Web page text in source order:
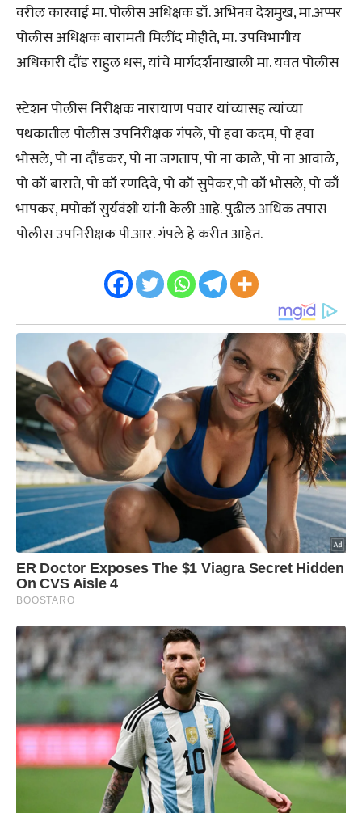
वरील कारवाई मा. पोलीस अधिक्षक डॉ. अभिनव देशमुख, मा.अप्पर
पोलीस अधिक्षक बारामती मिलींद मोहीते, मा. उपविभागीय
अधिकारी दौंड राहुल धस, यांचे मार्गदर्शनाखाली मा. यवत पोलीस
स्टेशन पोलीस निरीक्षक नारायाण पवार यांच्यासह त्यांच्या
पथकातील पोलीस उपनिरीक्षक गंपले, पो हवा कदम, पो हवा
भोसले, पो ना दौंडकर, पो ना जगताप, पो ना काळे, पो ना आवाळे,
पो कॉ बाराते, पो कॉ रणदिवे, पो कॉ सुपेकर,पो कॉ भोसले, पो काँ
भापकर, मपोकॉ सुर्यवंशी यांनी केली आहे. पुढील अधिक तपास
पोलीस उपनिरीक्षक पी.आर. गंपले हे करीत आहेत.